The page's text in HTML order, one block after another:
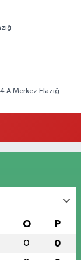
A Merkez Elazığ
Merkez Elazığ
Merkez Elazığ
O P
0 0